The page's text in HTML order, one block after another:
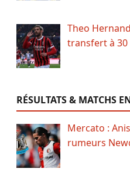
Theo
transfert à 30
RÉSULTATS & MATCHS
Mercato :
rumeurs